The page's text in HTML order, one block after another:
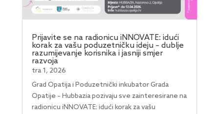
Prijavite se na radionicu iNNOVATE: idući
korak za vašu poduzetničku ideju – dublje
razumijevanje korisnika i jasniji smjer
razvoja
tra 1, 2026
Grad Opatija i Poduzetnički inkubator Grada
Opatije – Hubbazia pozivaju sve zainteresirane na
radionicu iNNOVATE: idući korak za vašu